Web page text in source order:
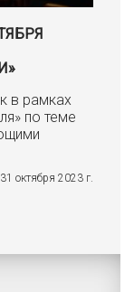
в рамках
по теме
31 октября 2023 г.